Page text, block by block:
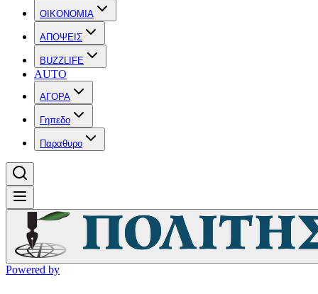
OIKONOMIA
ΑΠΟΨΕΙΣ
BUZZLIFE
AUTO
ΑΓΟΡΑ
Γηπεδο
Παραθυρο
Powered by